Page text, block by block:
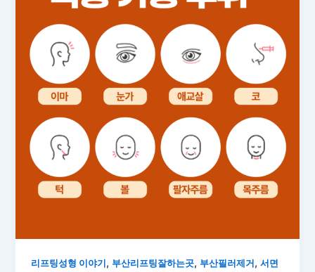
리프팅성형 이야기, 부산리프팅잘하는곳, 부산필러제거,서면